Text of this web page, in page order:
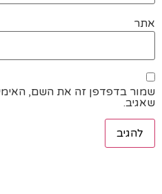
אתר
שמור בדפדפן זה את השם,
שאגיב.